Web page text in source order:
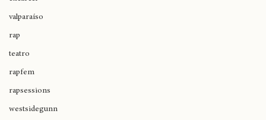
excarcel
teatro
rapsessions